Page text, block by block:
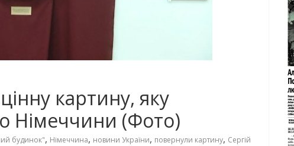
картину, яку
Німеччини (Фото)
будинок", Німеччина, новини України, повернули картину, Сергій